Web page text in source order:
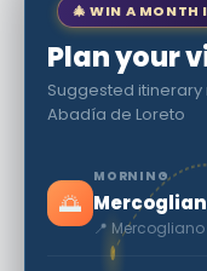
🎄 WIN A
Plan your
Suggested
Abadía de Loreto
🌅
MORNING
📍 Mercogliano